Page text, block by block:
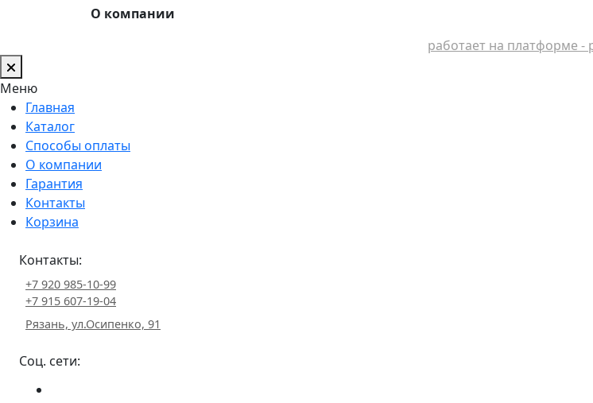
О компании
работает на платформе -
Меню
Главная
Каталог
Способы оплаты
О компании
Гарантия
Контакты
Корзина
Контакты:
+7 920 985-10-99
+7 915 607-19-04
Рязань, ул.Осипенко, 91
Соц. сети: